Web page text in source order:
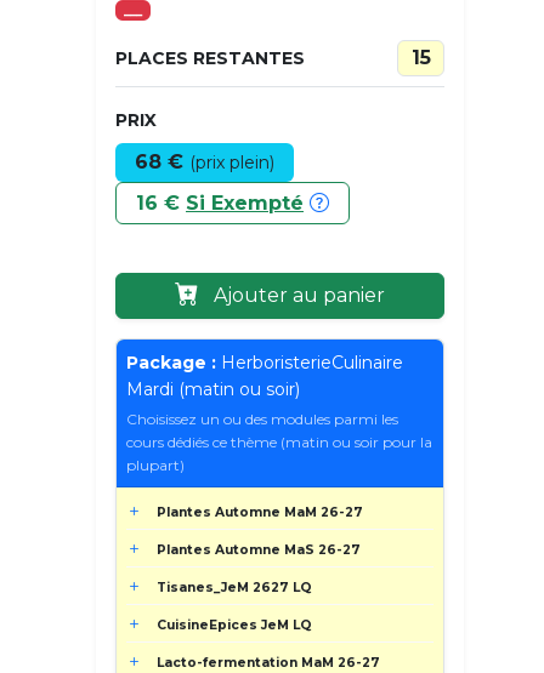
___
PLACES RESTANTES 15
PRIX
68 € (prix plein)
16 € Si Exempté
Ajouter au panier
Package : HerboristerieCulinaire
Mardi (matin ou soir)
Choisissez un ou des modules parmi les
cours dédiés ce thème (matin ou soir pour la
plupart)
Plantes Automne MaM 26-27
Plantes Automne MaS 26-27
Tisanes_JeM 2627 LQ
CuisineEpices JeM LQ
Lacto-fermentation MaM 26-27